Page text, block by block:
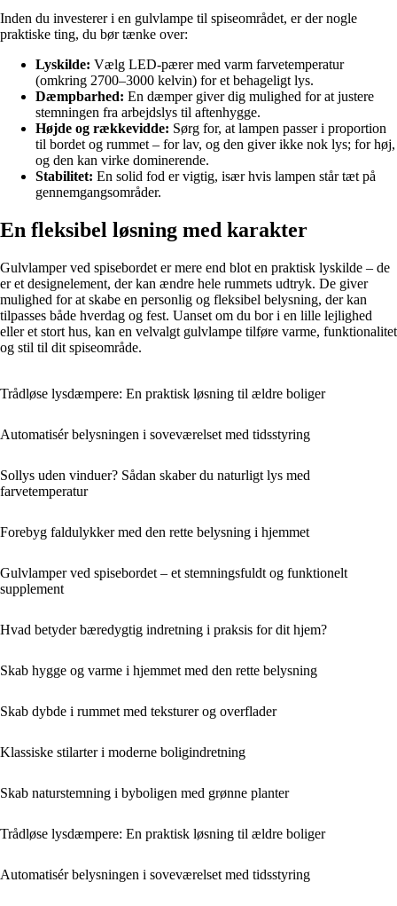
Inden du investerer i en gulvlampe til spiseområdet, er der nogle
praktiske ting, du bør tænke over:
Lyskilde: Vælg LED-pærer med varm farvetemperatur
(omkring 2700–3000 kelvin) for et behageligt lys.
Dæmpbarhed: En dæmper giver dig mulighed for at justere
stemningen fra arbejdslys til aftenhygge.
Højde og rækkevidde: Sørg for, at lampen passer i proportion
til bordet og rummet – for lav, og den giver ikke nok lys; for høj,
og den kan virke dominerende.
Stabilitet: En solid fod er vigtig, især hvis lampen står tæt på
gennemgangsområder.
En fleksibel løsning med karakter
Gulvlamper ved spisebordet er mere end blot en praktisk lyskilde – de
er et designelement, der kan ændre hele rummets udtryk. De giver
mulighed for at skabe en personlig og fleksibel belysning, der kan
tilpasses både hverdag og fest. Uanset om du bor i en lille lejlighed
eller et stort hus, kan en velvalgt gulvlampe tilføre varme, funktionalitet
og stil til dit spiseområde.
Trådløse lysdæmpere: En praktisk løsning til ældre boliger
Automatisér belysningen i soveværelset med tidsstyring
Sollys uden vinduer? Sådan skaber du naturligt lys med
farvetemperatur
Forebyg faldulykker med den rette belysning i hjemmet
Gulvlamper ved spisebordet – et stemningsfuldt og funktionelt
supplement
Hvad betyder bæredygtig indretning i praksis for dit hjem?
Skab hygge og varme i hjemmet med den rette belysning
Skab dybde i rummet med teksturer og overflader
Klassiske stilarter i moderne boligindretning
Skab naturstemning i byboligen med grønne planter
Trådløse lysdæmpere: En praktisk løsning til ældre boliger
Automatisér belysningen i soveværelset med tidsstyring